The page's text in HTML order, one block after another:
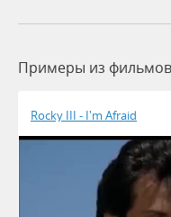
Примеры из
Rocky III - I'm Afraid